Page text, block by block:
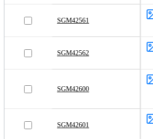
SGM42561
SGM42562
SGM42600
SGM42601